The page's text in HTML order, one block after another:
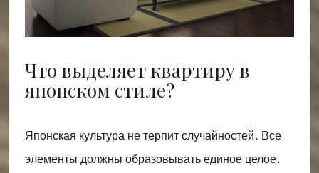
Что выделяет квартиру в
японском стиле?
Японская культура не терпит случайностей. Все
элементы должны образовывать единое целое.